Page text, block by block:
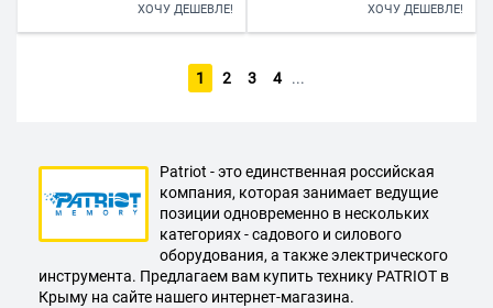
ХОЧУ ДЕШЕВЛЕ! ХОЧУ ДЕШЕВЛЕ!
1 2 3 4 ...
Patriot - это единственная российская
компания, которая занимает ведущие
позиции одновременно в нескольких
категориях - садового и силового
оборудования, а также электрического
инструмента. Предлагаем вам купить технику PATRIOT в
Крыму на сайте нашего интернет-магазина.